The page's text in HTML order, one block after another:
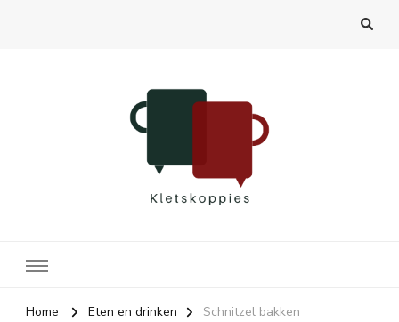
Home Eten en drinken Schnitzel bakken